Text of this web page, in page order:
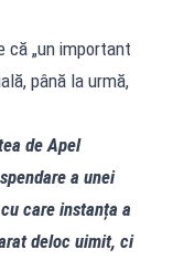
că „un important
până la urmă,
de Apel
a unei
care instanța a
deloc uimit, ci